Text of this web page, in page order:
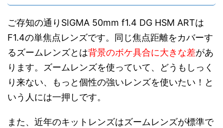
ご存知の通りSIGMA 50mm f1.4 DG HSM ARTは
F1.4の単焦点レンズです。同じ焦点距離をカバーす
るズームレンズとは背景のボケ具合に大きな差があ
ります。ズームレンズを使っていて、どうもしっく
り来ない、もっと個性の強いレンズを使いたい！と
いう人には一押しです。
また、近年のキットレンズはズームレンズが標準で